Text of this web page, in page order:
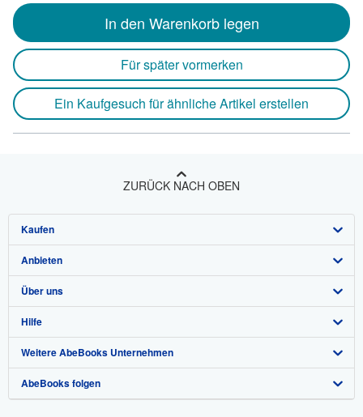
In den Warenkorb legen
Für später vormerken
Ein Kaufgesuch für ähnliche Artikel erstellen
ZURÜCK NACH OBEN
Kaufen
Detailsuche
Sammlungen
Nutzerkonto
Meine Bestellungen
Warenkorb
Anbieten
Verkäufer werden
Partnerprogramm
Empfehlen Sie einen Verkäufer
Über uns
Über uns / Impressum
Presse
Karriere
Hilfe
Hilfebereich
Kundenservice
Weitere AbeBooks Unternehmen
AbeBooks.com
AbeBooks folgen